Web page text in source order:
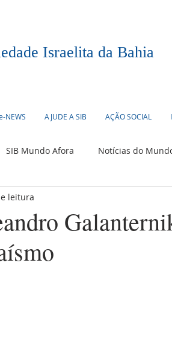
Israelita da Bahia
NEWS AJUDE A SIB AÇÃO SOCIAL
SIB Mundo Afora Notícias do
Culinária
leitura